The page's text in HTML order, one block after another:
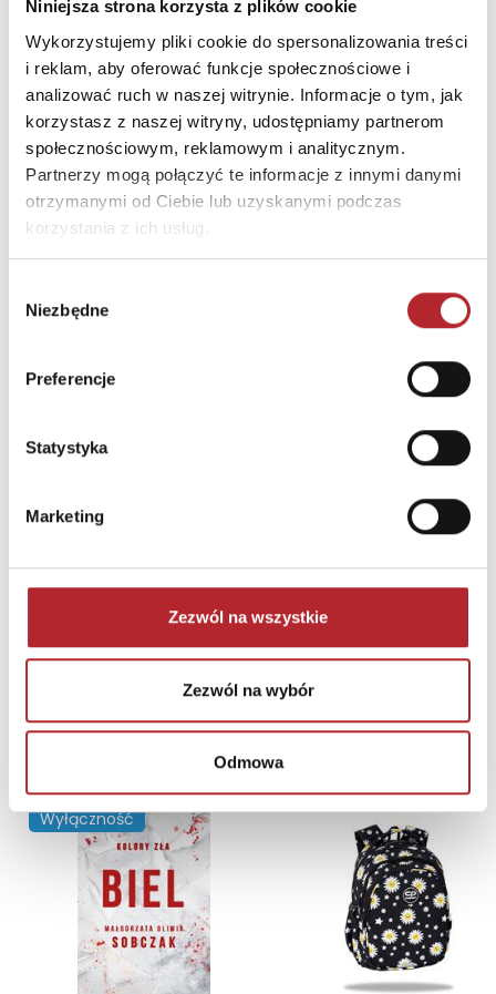
Niniejsza strona korzysta z plików cookie
Wykorzystujemy pliki cookie do spersonalizowania treści
i reklam, aby oferować funkcje społecznościowe i
analizować ruch w naszej witrynie. Informacje o tym, jak
korzystasz z naszej witryny, udostępniamy partnerom
społecznościowym, reklamowym i analitycznym.
Partnerzy mogą połączyć te informacje z innymi danymi
otrzymanymi od Ciebie lub uzyskanymi podczas
korzystania z ich usług.
zgody
Niezbędne
Preferencje
Statystyka
Marketing
Zezwól na wszystkie
Zezwól na wybór
Odmowa
Ulica
ul. Kasteelstraat 97
Kod pocztowy
8700
Miasto
Tielt
INNI KLIENCI KUPOWALI
NAJCZĘŚCIEJ KUPOWANE zobacz więcej
TOP 100
Wyłączność
TOP 100